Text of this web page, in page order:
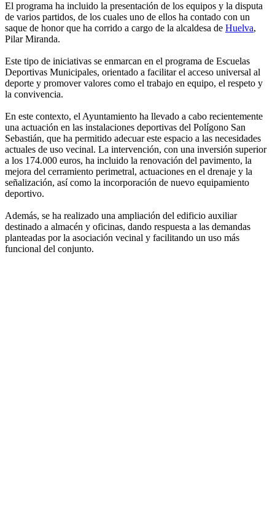
El programa ha incluido la presentación de los equipos y la disputa
de varios partidos, de los cuales uno de ellos ha contado con un
saque de honor que ha corrido a cargo de la alcaldesa de Huelva,
Pilar Miranda.
Este tipo de iniciativas se enmarcan en el programa de Escuelas
Deportivas Municipales, orientado a facilitar el acceso universal al
deporte y promover valores como el trabajo en equipo, el respeto y
la convivencia.
En este contexto, el Ayuntamiento ha llevado a cabo recientemente
una actuación en las instalaciones deportivas del Polígono San
Sebastián, que ha permitido adecuar este espacio a las necesidades
actuales de uso vecinal. La intervención, con una inversión superior
a los 174.000 euros, ha incluido la renovación del pavimento, la
mejora del cerramiento perimetral, actuaciones en el drenaje y la
señalización, así como la incorporación de nuevo equipamiento
deportivo.
Además, se ha realizado una ampliación del edificio auxiliar
destinado a almacén y oficinas, dando respuesta a las demandas
planteadas por la asociación vecinal y facilitando un uso más
funcional del conjunto.